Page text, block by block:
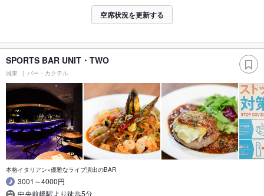
空席状況を更新する
SPORTS BAR UNIT・TWO
城東 バー・カクテル
本格イタリアン×優雅なライブ演出のBAR
3001～4000円
中央前橋駅より徒歩5分